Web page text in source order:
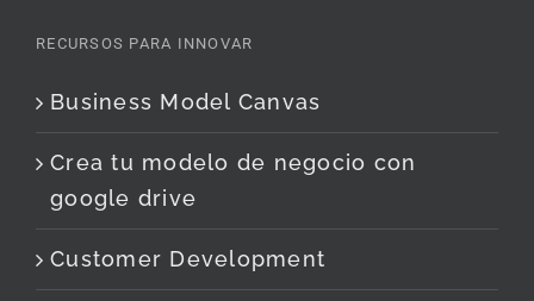
RECURSOS PARA INNOVAR
Business Model Canvas
Crea tu modelo de negocio con
google drive
Customer Development